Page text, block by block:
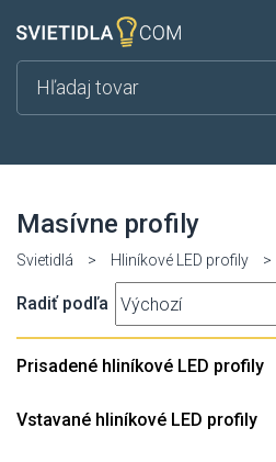
Masívne profily
Svietidlá > Hliníkové LED profily >
Radiť podľa
Prisadené hliníkové LED profily
Vstavané hliníkové LED profily